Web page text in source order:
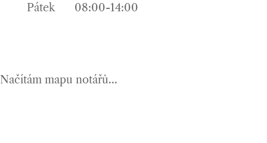
Pátek
08:00-14:00
Načítám mapu notářů...